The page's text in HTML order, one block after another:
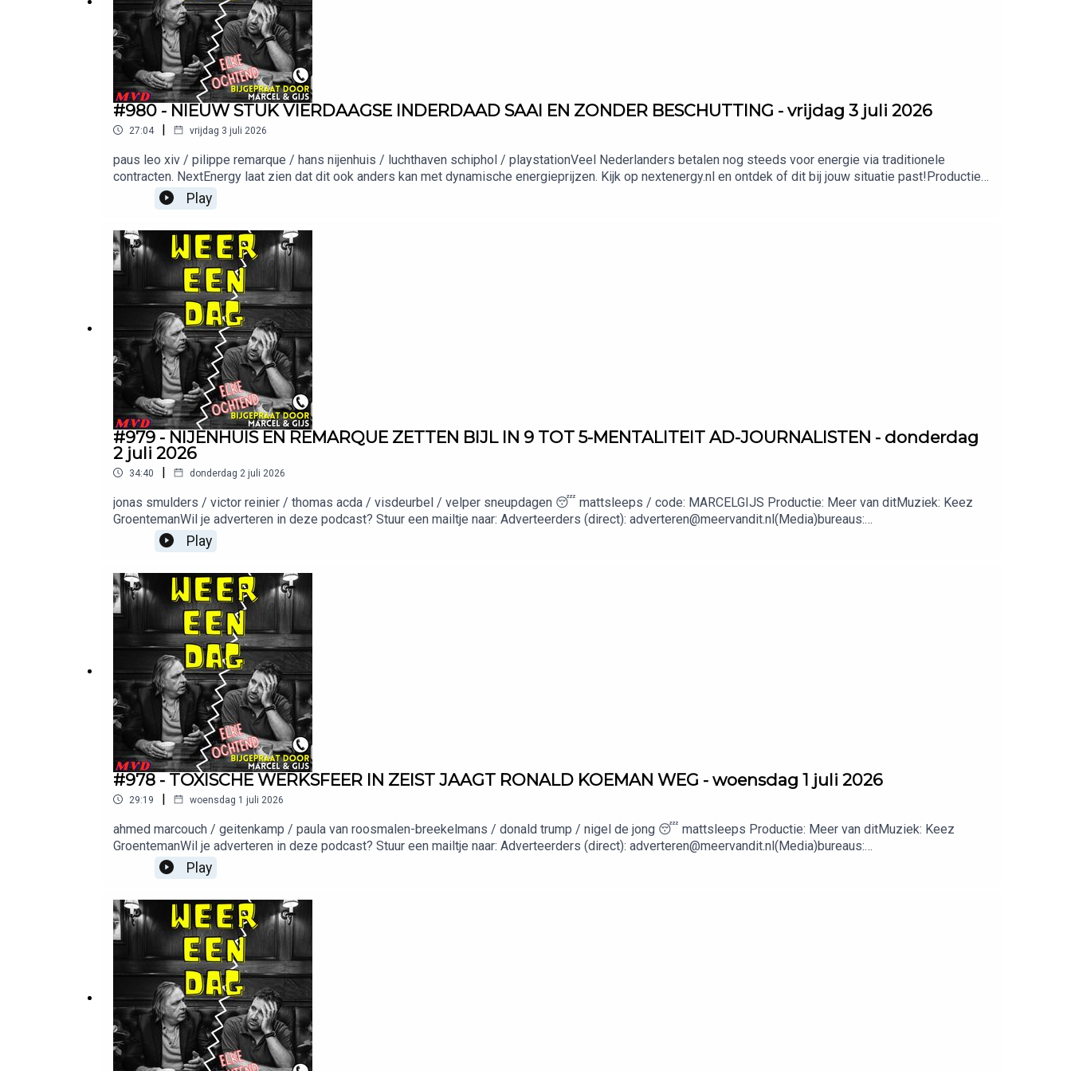
#980 - NIEUW STUK VIERDAAGSE INDERDAAD SAAI EN ZONDER BESCHUTTING - vrijdag 3 juli 2026
27:04 | vrijdag 3 juli 2026
paus leo xiv / pilippe remarque / hans nijenhuis / luchthaven schiphol / playstationVeel Nederlanders betalen nog steeds voor energie via traditionele
contracten. NextEnergy laat zien dat dit ook anders kan met dynamische energieprijzen. Kijk op nextenergy.nl en ontdek of dit bij jouw situatie past!Productie:
Meer van ditMuziek: Keez GroentemanWil je adverteren in deze podcast? Stuur een mailtje naar: Adverteerders (direct):
adverteren@meervandit.nl(Media)bureaus: adverteren@bienmedia.nl
Play
#979 - NIJENHUIS EN REMARQUE ZETTEN BIJL IN 9 TOT 5-MENTALITEIT AD-JOURNALISTEN - donderdag
2 juli 2026
34:40 | donderdag 2 juli 2026
jonas smulders / victor reinier / thomas acda / visdeurbel / velper sneupdagen 😴 mattsleeps / code: MARCELGIJS Productie: Meer van ditMuziek: Keez
GroentemanWil je adverteren in deze podcast? Stuur een mailtje naar: Adverteerders (direct): adverteren@meervandit.nl(Media)bureaus:
adverteren@bienmedia.nl
Play
#978 - TOXISCHE WERKSFEER IN ZEIST JAAGT RONALD KOEMAN WEG - woensdag 1 juli 2026
29:19 | woensdag 1 juli 2026
ahmed marcouch / geitenkamp / paula van roosmalen-breekelmans / donald trump / nigel de jong 😴 mattsleeps Productie: Meer van ditMuziek: Keez
GroentemanWil je adverteren in deze podcast? Stuur een mailtje naar: Adverteerders (direct): adverteren@meervandit.nl(Media)bureaus:
adverteren@bienmedia.nl
Play